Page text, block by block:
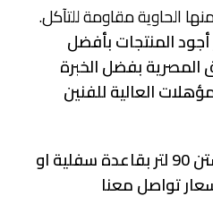
الحاوية مقاومة للتآكل.
المنتجات بأفضل
المصرية بفضل الخبرة
العالية للفنين
لطلب منتج حاوية ديباستن 90 لتر بقاعدة سفلية او
تواصل معنا